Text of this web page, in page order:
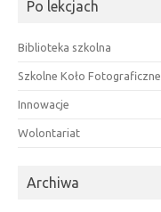
Po lekcjach
Biblioteka szkolna
Szkolne Koło Fotograficzne
Innowacje
Wolontariat
Archiwa